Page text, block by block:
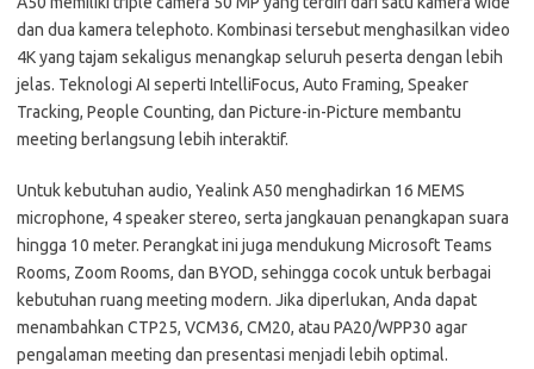
dan dua kamera telephoto. Kombinasi tersebut menghasilkan video
4K yang tajam sekaligus menangkap seluruh peserta dengan lebih
jelas. Teknologi AI seperti IntelliFocus, Auto Framing, Speaker
Tracking, People Counting, dan Picture-in-Picture membantu
meeting berlangsung lebih interaktif.
Untuk kebutuhan audio, Yealink A50 menghadirkan 16 MEMS
microphone, 4 speaker stereo, serta jangkauan penangkapan suara
hingga 10 meter. Perangkat ini juga mendukung Microsoft Teams
Rooms, Zoom Rooms, dan BYOD, sehingga cocok untuk berbagai
kebutuhan ruang meeting modern. Jika diperlukan, Anda dapat
menambahkan CTP25, VCM36, CM20, atau PA20/WPP30 agar
pengalaman meeting dan presentasi menjadi lebih optimal.